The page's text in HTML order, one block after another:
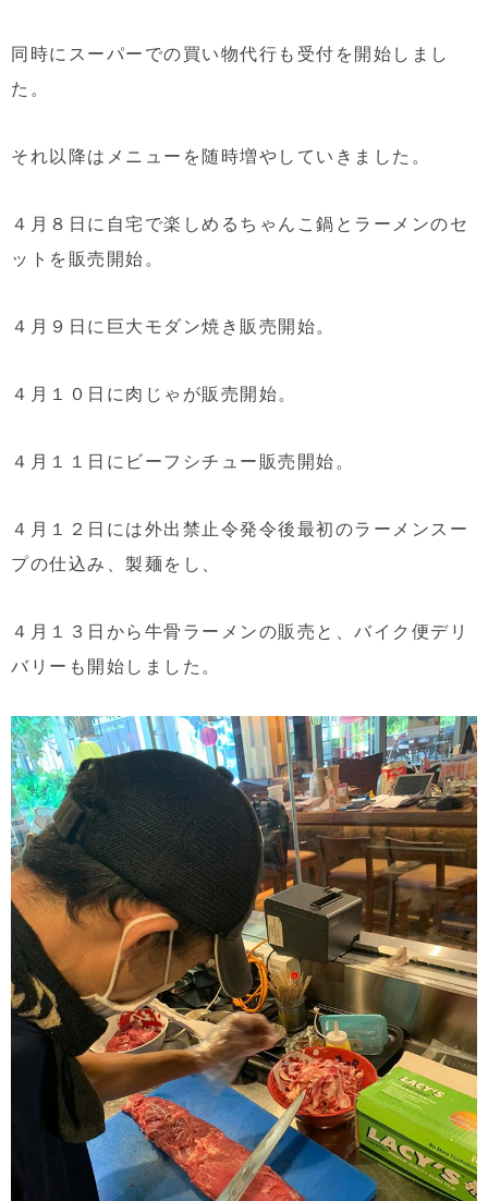
同時にスーパーでの買い物代行も受付を開始しまし
た。
それ以降はメニューを随時増やしていきました。
４月８日に自宅で楽しめるちゃんこ鍋とラーメンのセ
ットを販売開始。
４月９日に巨大モダン焼き販売開始。
４月１０日に肉じゃが販売開始。
４月１１日にビーフシチュー販売開始。
４月１２日には外出禁止令発令後最初のラーメンスー
プの仕込み、製麺をし、
４月１３日から牛骨ラーメンの販売と、バイク便デリ
バリーも開始しました。